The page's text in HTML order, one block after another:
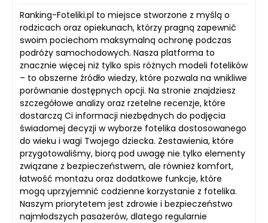
Ranking-Foteliki.pl to miejsce stworzone z myślą o
rodzicach oraz opiekunach, którzy pragną zapewnić
swoim pociechom maksymalną ochronę podczas
podróży samochodowych. Nasza platforma to
znacznie więcej niż tylko spis różnych modeli fotelików
– to obszerne źródło wiedzy, które pozwala na wnikliwe
porównanie dostępnych opcji. Na stronie znajdziesz
szczegółowe analizy oraz rzetelne recenzje, które
dostarczą Ci informacji niezbędnych do podjęcia
świadomej decyzji w wyborze fotelika dostosowanego
do wieku i wagi Twojego dziecka. Zestawienia, które
przygotowaliśmy, biorą pod uwagę nie tylko elementy
związane z bezpieczeństwem, ale również komfort,
łatwość montażu oraz dodatkowe funkcje, które
mogą uprzyjemnić codzienne korzystanie z fotelika.
Naszym priorytetem jest zdrowie i bezpieczeństwo
najmłodszych pasażerów, dlatego regularnie